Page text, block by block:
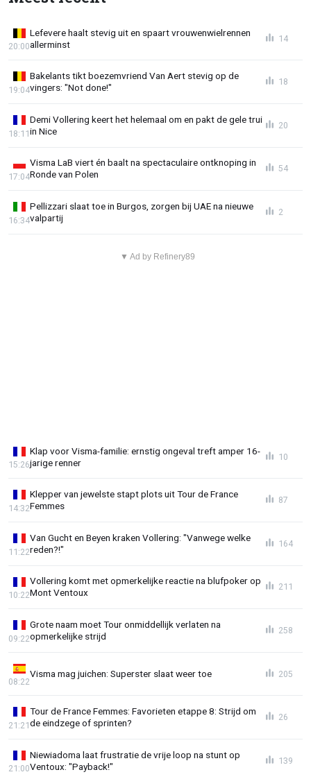
Lefevere haalt stevig uit en spaart vrouwenwielrennen
allerminst
20:00
14
Bakelants tikt boezemvriend Van Aert stevig op de
vingers: "Not done!"
19:04
18
Demi Vollering keert het helemaal om en pakt de gele trui
in Nice
18:11
20
Visma LaB viert én baalt na spectaculaire ontknoping in
Ronde van Polen
17:04
54
Pellizzari slaat toe in Burgos, zorgen bij UAE na nieuwe
valpartij
16:34
2
▼ Ad by Refinery89
Klap voor Visma-familie: ernstig ongeval treft amper 16-
jarige renner
15:26
10
Klepper van jewelste stapt plots uit Tour de France
Femmes
14:32
87
Van Gucht en Beyen kraken Vollering: "Vanwege welke
reden?!"
11:22
164
Vollering komt met opmerkelijke reactie na blufpoker op
Mont Ventoux
10:22
211
Grote naam moet Tour onmiddellijk verlaten na
opmerkelijke strijd
09:22
258
Visma mag juichen: Superster slaat weer toe
08:22
205
Tour de France Femmes: Favorieten etappe 8: Strijd om
de eindzege of sprinten?
21:21
26
Niewiadoma laat frustratie de vrije loop na stunt op
Ventoux: "Payback!"
21:00
139